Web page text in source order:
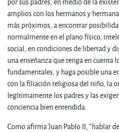
amplios con los hermanos y
más próximos, a encontrar
normalmente en el plano físico,
social, en condiciones de libertad y
una enseñanza que tenga en cuenta
fundamentales, y haga posible una
con la filiación religiosa del niño, la
legítimamente los padres y las
conciencia bien entendida.
Como afirma Juan Pablo II, “hablar